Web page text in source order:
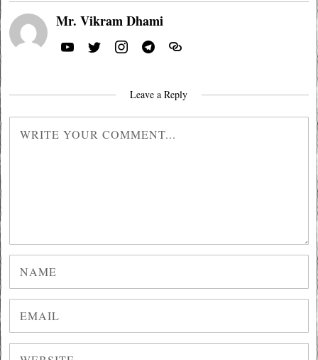
Mr. Vikram Dhami
Leave a Reply